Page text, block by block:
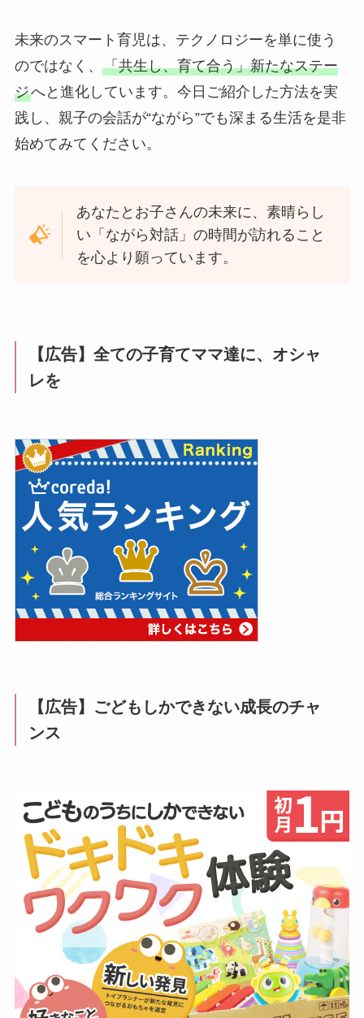
未来のスマート育児は、テクノロジーを単に使う
のではなく、 「共生し、育て合う」新たなステー
ジへと進化しています。今日ご紹介した方法を実
践し、親子の会話が“ながら”でも深まる生活を是非
始めてみてください。
あなたとお子さんの未来に、素晴らし
い「ながら対話」の時間が訪れること
を心より願っています。
【広告】全ての子育てママ達に、オシャ
レを
【広告】ごどもしかできない成長のチャ
ンス